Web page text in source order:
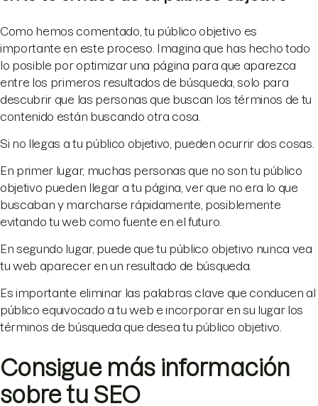
Como hemos comentado, tu público objetivo es
importante en este proceso. Imagina que has hecho todo
lo posible por optimizar una página para que aparezca
entre los primeros resultados de búsqueda, solo para
descubrir que las personas que buscan los términos de tu
contenido están buscando otra cosa.
Si no llegas a tu público objetivo, pueden ocurrir dos cosas.
En primer lugar, muchas personas que no son tu público
objetivo pueden llegar a tu página, ver que no era lo que
buscaban y marcharse rápidamente, posiblemente
evitando tu web como fuente en el futuro.
En segundo lugar, puede que tu público objetivo nunca vea
tu web aparecer en un resultado de búsqueda.
Es importante eliminar las palabras clave que conducen al
público equivocado a tu web e incorporar en su lugar los
términos de búsqueda que desea tu público objetivo.
Consigue más información
sobre tu SEO